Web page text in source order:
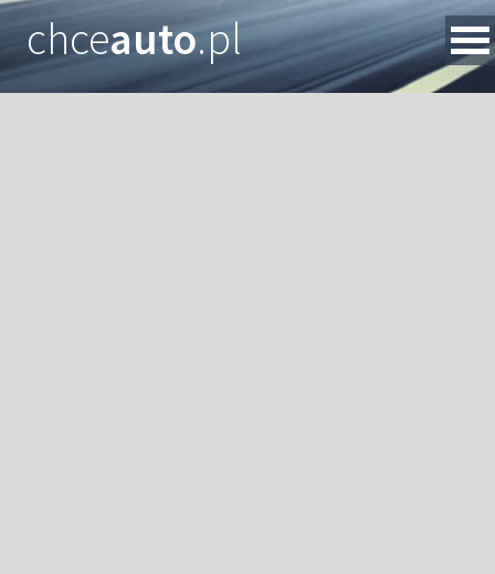
chceauto.pl